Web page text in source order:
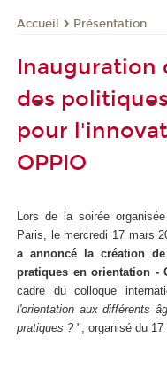
Accueil Présentation
Inauguration
des
pour
OPPIO
Lors de la soirée
Paris, le mercredi 17 mars
a annoncé la création
pratiques en orientation -
cadre du colloque
l'orientation aux différents
pratiques ? ", organisé du 17